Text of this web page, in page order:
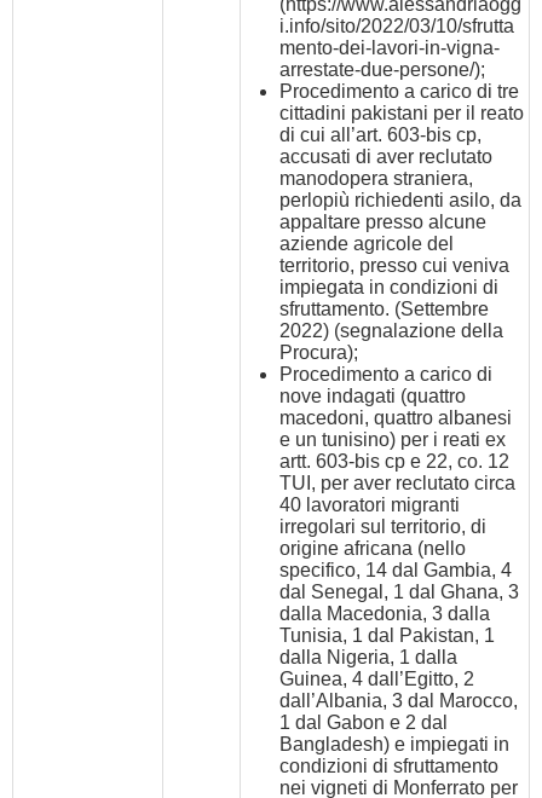
(https://www.alessandriaogg
i.info/sito/2022/03/10/sfrutta
mento-dei-lavori-in-vigna-
arrestate-due-persone/);
Procedimento a carico di tre
cittadini pakistani per il reato
di cui all’art. 603-bis cp,
accusati di aver reclutato
manodopera straniera,
perlopiù richiedenti asilo, da
appaltare presso alcune
aziende agricole del
territorio, presso cui veniva
impiegata in condizioni di
sfruttamento. (Settembre
2022) (segnalazione della
Procura);
Procedimento a carico di
nove indagati (quattro
macedoni, quattro albanesi
e un tunisino) per i reati ex
artt. 603-bis cp e 22, co. 12
TUI, per aver reclutato circa
40 lavoratori migranti
irregolari sul territorio, di
origine africana (nello
specifico, 14 dal Gambia, 4
dal Senegal, 1 dal Ghana, 3
dalla Macedonia, 3 dalla
Tunisia, 1 dal Pakistan, 1
dalla Nigeria, 1 dalla
Guinea, 4 dall’Egitto, 2
dall’Albania, 3 dal Marocco,
1 dal Gabon e 2 dal
Bangladesh) e impiegati in
condizioni di sfruttamento
nei vigneti di Monferrato per